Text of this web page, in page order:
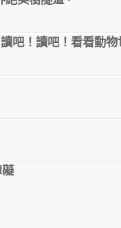
吧！讀吧！看看動